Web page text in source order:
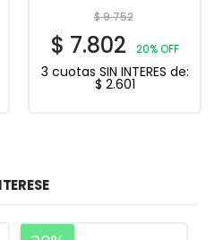
$9.752
$ 7.802 20% OFF
3 cuotas SIN INTERES de:
$ 2.601